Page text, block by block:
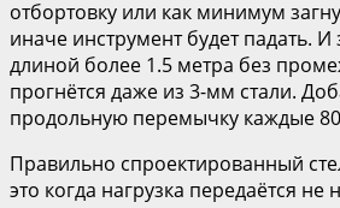
отбортовку или как минимум
иначе инструмент будет падать.
длиной более 1.5 метра без
прогнётся даже из 3-мм стали.
продольную перемычку каждые
Правильно спроектированный
это когда нагрузка передаётся